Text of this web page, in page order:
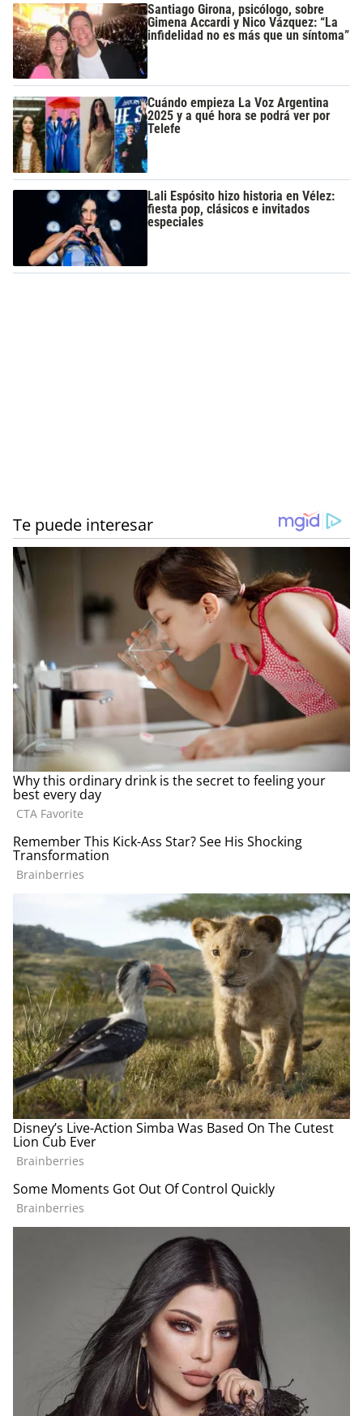
Santiago Girona, psicólogo, sobre
Gimena Accardi y Nico Vázquez: “La
infidelidad no es más que un síntoma”
Cuándo empieza La Voz Argentina
2025 y a qué hora se podrá ver por
Telefe
Lali Espósito hizo historia en Vélez:
fiesta pop, clásicos e invitados
especiales